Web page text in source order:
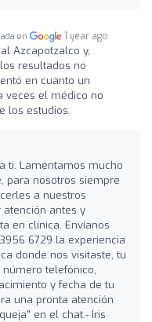
en 1 year ago
Azcapotzalco y,
resultados no
en cuanto un
veces el médico no
los estudios.
ti. Lamentamos mucho
para nosotros siempre
a nuestros
antes y
en clínica. Envíanos
6729 la experiencia
donde nos visitaste, tu
telefónico,
y fecha de tu
una pronta atención
en el chat.- Iris